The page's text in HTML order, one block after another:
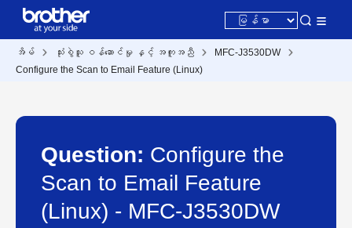
အိမ် သုံးစွဲသူ ဝန်ဆောင်မှု နှင့် အကူအညီ
MFC-J3530DW
Configure the Scan to Email Feature (Linux)
Question: Configure the
Scan to Email Feature
(Linux) - MFC-J3530DW